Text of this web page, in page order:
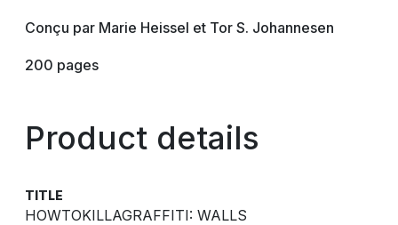
Conçu par Marie Heissel et Tor S. Johannesen
200 pages
Product details
TITLE
HOWTOKILLAGRAFFITI: WALLS